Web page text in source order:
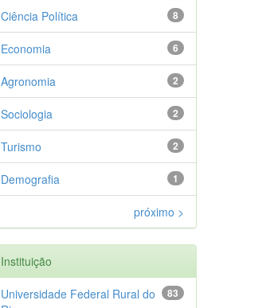
8
Ciência Política
6
Economia
2
Agronomia
2
Sociologia
2
Turismo
1
Demografia
próximo >
Instituição
83
Universidade Federal Rural do